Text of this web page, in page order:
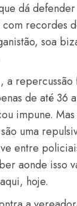
dá
recordes
soa
repercussão
de até 36
impune.
uma
entre
aonde isso
hoje.